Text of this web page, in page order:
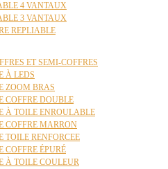
4 VANTAUX
3 VANTAUX
REPLIABLE
ET SEMI-COFFRES
À LEDS
ZOOM BRAS
COFFRE DOUBLE
À TOILE ENROULABLE
COFFRE MARRON
TOILE RENFORCEE
COFFRE ÉPURÉ
À TOILE COULEUR